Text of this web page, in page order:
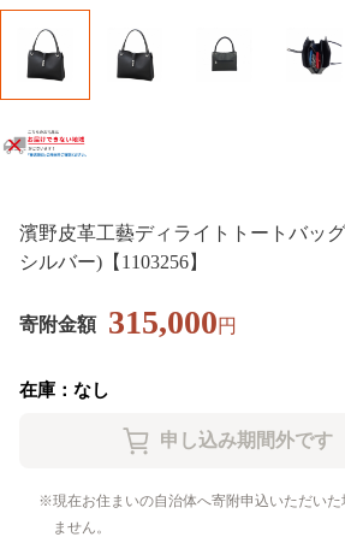
濱野皮革工藝ディライトトートバッ
シルバー)【1103256】
寄附金額 315,000円
在庫：なし
現在お住まいの自治体へ寄附申込いただい
ません。